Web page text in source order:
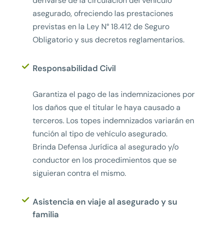
asegurado, ofreciendo las prestaciones
previstas en la Ley N° 18.412 de Seguro
Obligatorio y sus decretos reglamentarios.
Responsabilidad Civil
Garantiza el pago de las indemnizaciones por
los daños que el titular le haya causado a
terceros. Los topes indemnizados variarán en
función al tipo de vehículo asegurado.
Brinda Defensa Jurídica al asegurado y/o
conductor en los procedimientos que se
siguieran contra el mismo.
Asistencia en viaje al asegurado y su
familia